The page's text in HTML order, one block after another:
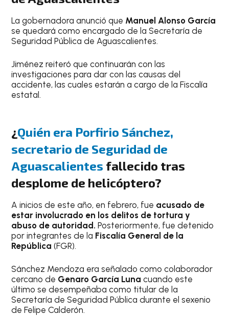
La gobernadora anunció que Manuel Alonso García
se quedará como encargado de la Secretaría de
Seguridad Pública de Aguascalientes.
Jiménez reiteró que continuarán con las
investigaciones para dar con las causas del
accidente, las cuales estarán a cargo de la Fiscalía
estatal.
¿Quién era Porfirio Sánchez,
secretario de Seguridad de
Aguascalientes fallecido tras
desplome de helicóptero?
A inicios de este año, en febrero, fue acusado de
estar involucrado en los delitos de tortura y
abuso de autoridad. Posteriormente, fue detenido
por integrantes de la Fiscalía General de la
República (FGR).
Sánchez Mendoza era señalado como colaborador
cercano de Genaro García Luna cuando este
último se desempeñaba como titular de la
Secretaría de Seguridad Pública durante el sexenio
de Felipe Calderón.